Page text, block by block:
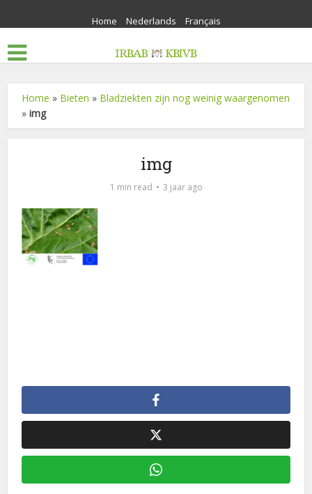
Home Nederlands Français
Home » Bieten » Bladziekten zijn nog weinig waargenomen
»img
img
1 min read 3 jaar ago